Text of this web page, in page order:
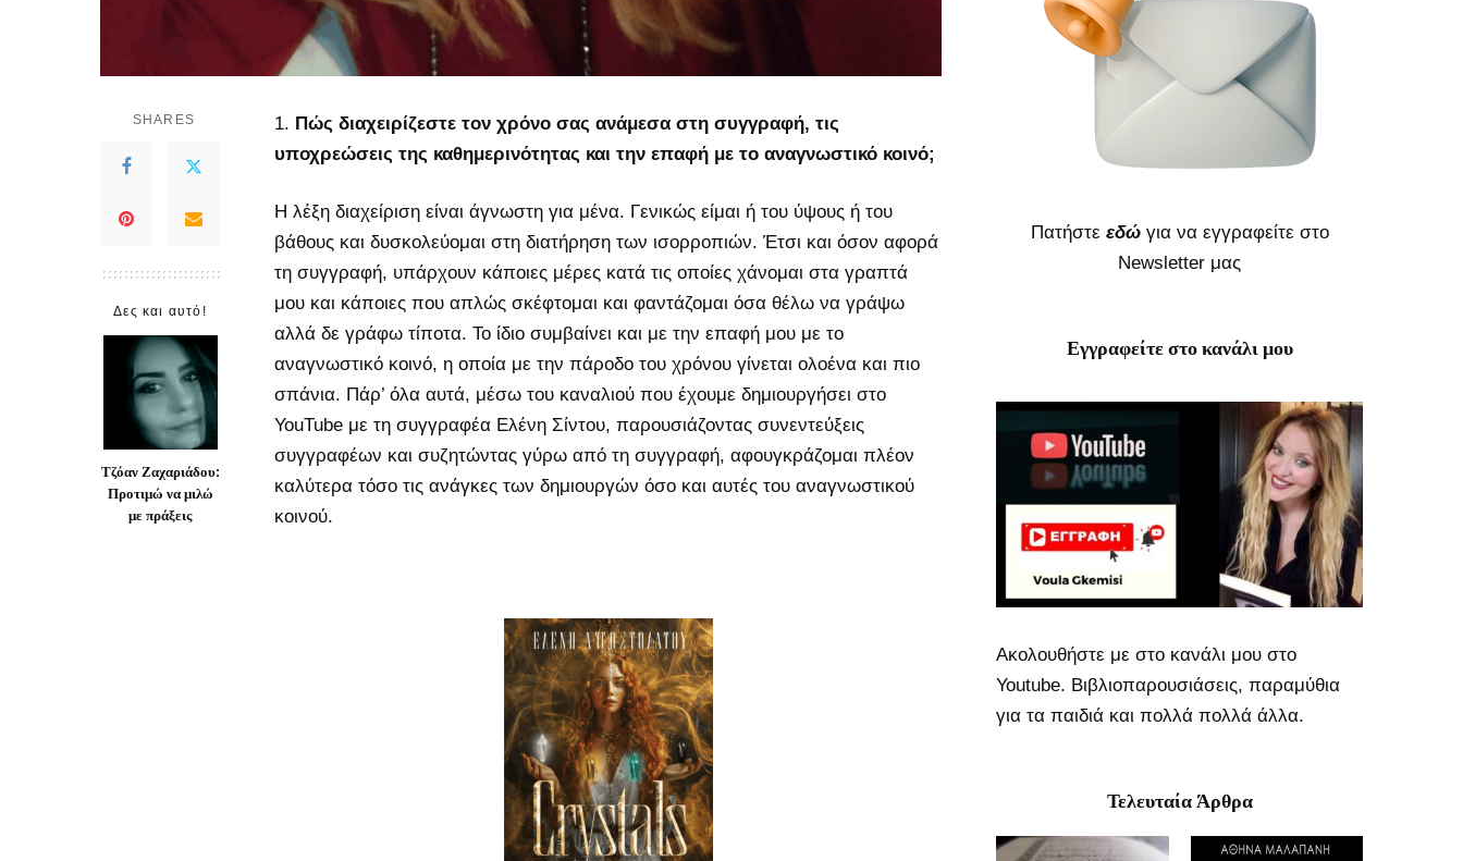
SHARES
Δες και αυτό!
Τζόαν Ζαχαριάδου:
Προτιμώ να μιλώ
με πράξεις
Πώς διαχειρίζεστε τον χρόνο σας ανάμεσα στη συγγραφή, τις
υποχρεώσεις της καθημερινότητας και την επαφή με το αναγνωστικό κοινό;
Η λέξη διαχείριση είναι άγνωστη για μένα. Γενικώς είμαι ή του ύψους ή του
βάθους και δυσκολεύομαι στη διατήρηση των ισορροπιών. Έτσι και όσον αφορά
τη συγγραφή, υπάρχουν κάποιες μέρες κατά τις οποίες χάνομαι στα γραπτά
μου και κάποιες που απλώς σκέφτομαι και φαντάζομαι όσα θέλω να γράψω
αλλά δε γράφω τίποτα. Το ίδιο συμβαίνει και με την επαφή μου με το
αναγνωστικό κοινό, η οποία με την πάροδο του χρόνου γίνεται ολοένα και πιο
σπάνια. Πάρ’ όλα αυτά, μέσω του καναλιού που έχουμε δημιουργήσει στο
YouTube με τη συγγραφέα Ελένη Σίντου, παρουσιάζοντας συνεντεύξεις
συγγραφέων και συζητώντας γύρω από τη συγγραφή, αφουγκράζομαι πλέον
καλύτερα τόσο τις ανάγκες των δημιουργών όσο και αυτές του αναγνωστικού
κοινού.
Πατήστε εδώ για να εγγραφείτε στο
Newsletter μας
Εγγραφείτε στο κανάλι μου
Ακολουθήστε με στο κανάλι μου στο
Youtube. Βιβλιοπαρουσιάσεις, παραμύθια
για τα παιδιά και πολλά πολλά άλλα.
Τελευταία Άρθρα